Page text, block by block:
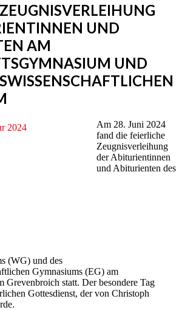
UND
AM
UND
Am 28. Juni 2024
fand die feierliche
Zeugnisverleihung
der Abiturientinnen
und Abiturienten des
(WG) und des
Gymnasiums (EG) am
Grevenbroich statt. Der besondere Tag
Gottesdienst, der von Christoph